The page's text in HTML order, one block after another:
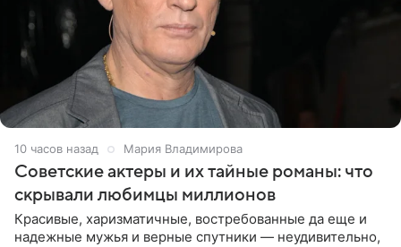
10 часов назад Мария Владимирова
Советские актеры и их тайные романы: что
скрывали любимцы миллионов
Красивые, харизматичные, востребованные да еще и
надежные мужья и верные спутники — неудивительно,